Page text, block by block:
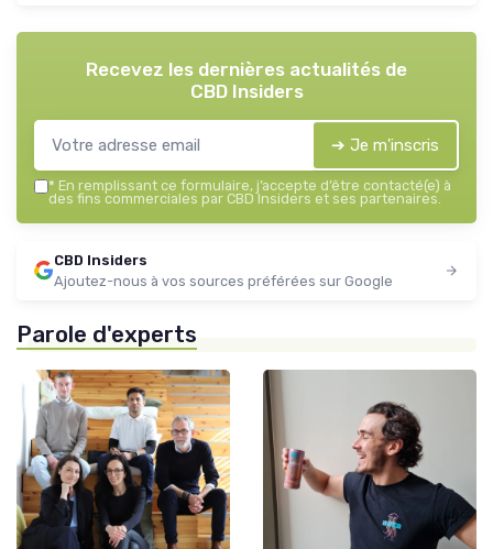
Recevez les dernières actualités de
CBD Insiders
➔ Je m'inscris
* En remplissant ce formulaire, j’accepte d’être contacté(e) à
des fins commerciales par CBD Insiders et ses partenaires.
CBD Insiders
Ajoutez-nous à vos sources préférées sur Google
Parole d'experts